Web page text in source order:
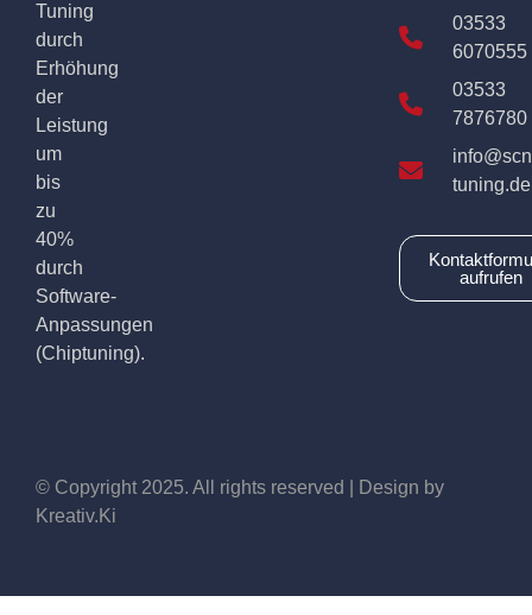
Tuning
durch
Erhöhung
der
Leistung
um
bis
zu
40%
durch
Software-
Anpassungen
(Chiptuning).
03533
6070555
03533
7876780
tuning.de
aufrufen
© Copyright 2025. All rights reserved | Design by
Kreativ.Ki